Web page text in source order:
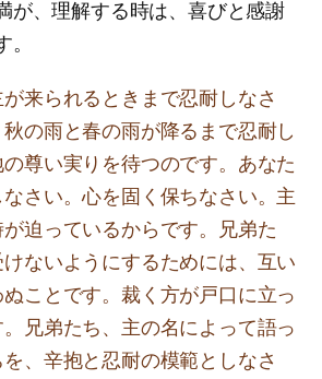
が、理解する時は、喜びと感謝
来られるときまで忍耐しなさ
の雨と春の雨が降るまで忍耐し
尊い実りを待つのです。あなた
さい。心を固く保ちなさい。主
迫っているからです。兄弟た
ないようにするためには、互い
ことです。裁く方が戸口に立っ
兄弟たち、主の名によって語っ
、辛抱と忍耐の模範としなさ